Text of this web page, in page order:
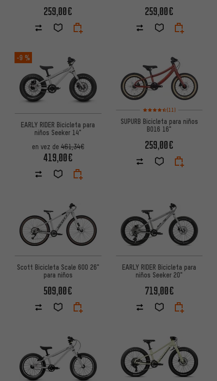
259,00€ 259,00€
-9 %
EARLY RIDER Bicicleta para
niños Seeker 14"
en vez de461,34€
419,00€
Valoración media: 4,5 de 5
(11)
SUPURB Bicicleta para niños
BO16 16"
259,00€
Scott Bicicleta Scale 600 26"
para niños
509,00€
EARLY RIDER Bicicleta para
niños Seeker 20"
719,00€